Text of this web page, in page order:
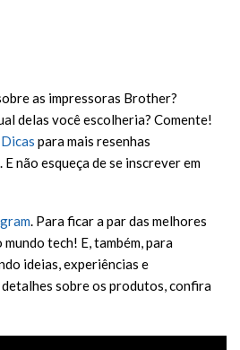
as impressoras Brother?
delas você escolheria? Comente!
para mais resenhas
não esqueça de se inscrever em
. Para ficar a par das melhores
tech! E, também, para
ideias, experiências e
sobre os produtos, confira